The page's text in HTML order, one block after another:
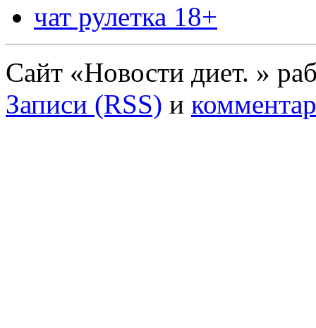
чат рулетка 18+
Сайт «Новости диет. »
Записи (RSS) и